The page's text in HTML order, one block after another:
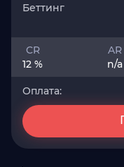
Беттинг
CR
12 %
AR
n/a
Оплата: